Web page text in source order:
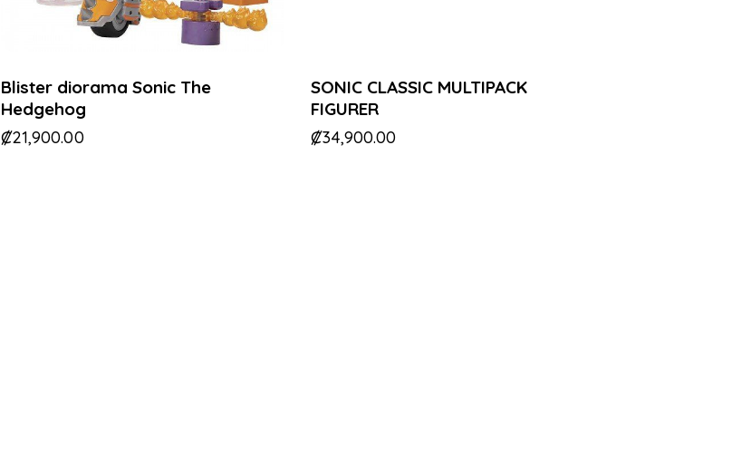
Blister diorama Sonic The
Hedgehog
₡21,900.00
SONIC CLASSIC MULTIPACK
FIGURER
₡34,900.00